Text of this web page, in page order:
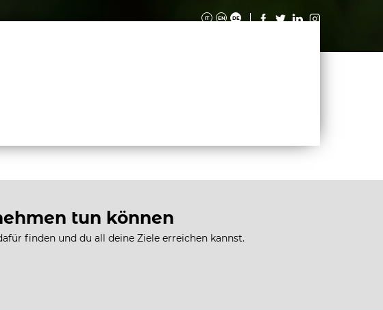
IT EN DE
tun können
finden und du all deine Ziele erreichen kannst.